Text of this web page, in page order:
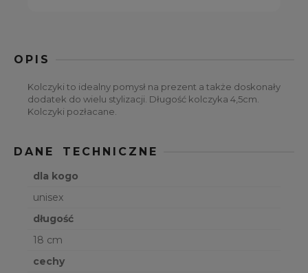
OPIS
Kolczyki to idealny pomysł na prezent a także doskonały
dodatek do wielu stylizacji. Długość kolczyka 4,5cm.
Kolczyki pozłacane.
DANE TECHNICZNE
dla kogo
unisex
długość
18 cm
cechy